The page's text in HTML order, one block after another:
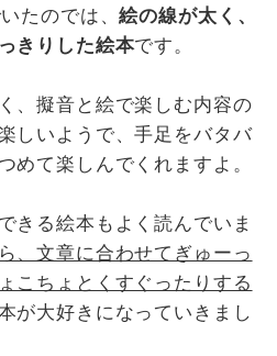
たのでは、絵の線が太く、
きりした絵本です。
、擬音と絵で楽しむ内容の
しいようで、手足をバタバ
めて楽しんでくれますよ。
きる絵本もよく読んでいま
、文章に合わせてぎゅーっ
こちょとくすぐったりする
が大好きになっていきまし